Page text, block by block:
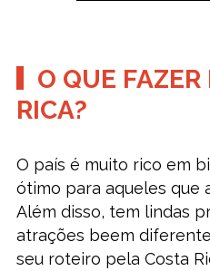
O QUE
RICA?
O país é muito rico em
ótimo para aqueles que
Além disso, tem lindas
atrações beem
seu roteiro pela Costa